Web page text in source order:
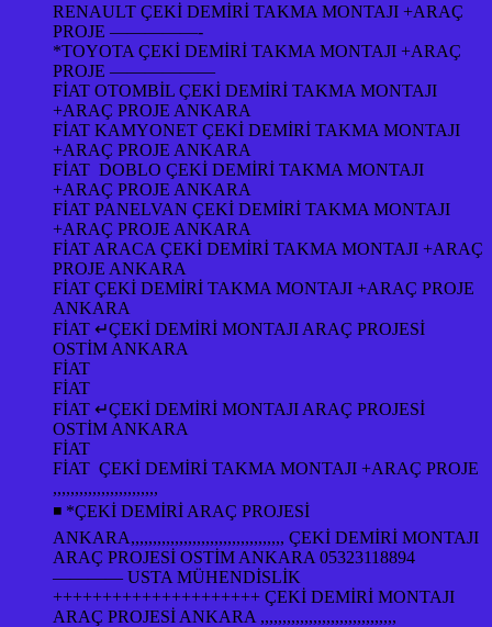
RENAULT ÇEKİ DEMİRİ TAKMA MONTAJI +ARAÇ
PROJE —————-
*TOYOTA ÇEKİ DEMİRİ TAKMA MONTAJI +ARAÇ
PROJE ——————
FİAT OTOMBİL ÇEKİ DEMİRİ TAKMA MONTAJI
+ARAÇ PROJE ANKARA
FİAT KAMYONET ÇEKİ DEMİRİ TAKMA MONTAJI
+ARAÇ PROJE ANKARA
FİAT DOBLO ÇEKİ DEMİRİ TAKMA MONTAJI
+ARAÇ PROJE ANKARA
FİAT PANELVAN ÇEKİ DEMİRİ TAKMA MONTAJI
+ARAÇ PROJE ANKARA
FİAT ARACA ÇEKİ DEMİRİ TAKMA MONTAJI +ARAÇ
PROJE ANKARA
FİAT ÇEKİ DEMİRİ TAKMA MONTAJI +ARAÇ PROJE
ANKARA
FİAT ↵ÇEKİ DEMİRİ MONTAJI ARAÇ PROJESİ
OSTİM ANKARA
FİAT
FİAT
FİAT ↵ÇEKİ DEMİRİ MONTAJI ARAÇ PROJESİ
OSTİM ANKARA
FİAT
FİAT ÇEKİ DEMİRİ TAKMA MONTAJI +ARAÇ PROJE
,,,,,,,,,,,,,,,,,,,,,,,,
◾ *ÇEKİ DEMİRİ ARAÇ PROJESİ
ANKARA,,,,,,,,,,,,,,,,,,,,,,,,,,,,,,,,,,, ÇEKİ DEMİRİ MONTAJI
ARAÇ PROJESİ OSTİM ANKARA 05323118894
———— USTA MÜHENDİSLİK
+++++++++++++++++++++ ÇEKİ DEMİRİ MONTAJI
ARAÇ PROJESİ ANKARA ,,,,,,,,,,,,,,,,,,,,,,,,,,,,,,,